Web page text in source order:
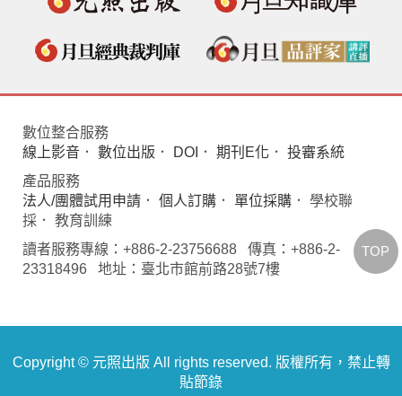
數位整合服務
線上影音 ． 數位出版 ． DOI ． 期刊E化 ． 投審系統
產品服務
法人/團體試用申請 ． 個人訂購 ． 單位採購 ． 學校聯
採． 教育訓練
讀者服務專線：+886-2-23756688 傳真：+886-2-
23318496 地址：臺北市館前路28號7樓
Copyright © 元照出版 All rights reserved. 版權所有，禁止轉
貼節錄
TOP